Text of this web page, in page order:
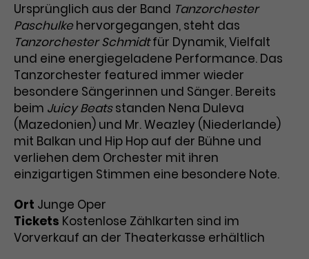
Ursprünglich aus der Band Tanzorchester
Paschulkehervorgegangen, steht das
Tanzorchester Schmidtfür Dynamik, Vielfalt
und eine energiegeladene Performance. Das
Tanzorchester featured immer wieder
besondere Sängerinnen und Sänger. Bereits
beim Juicy Beatsstanden Nena Duleva
(Mazedonien) und Mr. Weazley (Niederlande)
mit Balkan und Hip Hop auf der Bühne und
verliehen dem Orchester mit ihren
einzigartigen Stimmen eine besondere Note.
Ort Junge Oper
Tickets Kostenlose Zählkarten sind im
Vorverkauf an der Theaterkasse erhältlich